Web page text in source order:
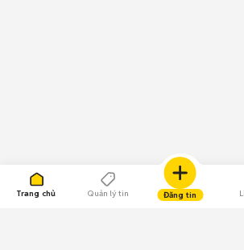
Trang chủ Quản lý tin Đăng tin